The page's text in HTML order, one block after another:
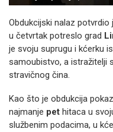
Obdukcijski nalaz
u četvrtak potreslo grad
je svoju suprugu i kćerku
samoubistvo, a istražitelji
stravičnog čina.
Kao što je obdukcija
najmanje pet hitaca u
službenim podacima, u